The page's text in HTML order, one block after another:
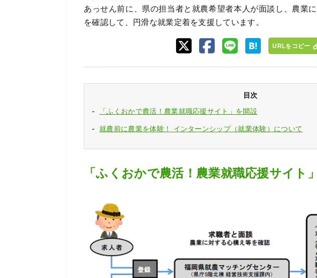
あっせん前に、県の担当者と就農希望者本人が面談し、農業
を確認して、円滑な就業定着を支援しています。
URLをコピー
目次
「ふくおかで農活！農業就職応援サイト」を開設
就農前に農業を体験！ インターンシップ（就業体験）について
「ふくおかで農活！農業就職応援サイト